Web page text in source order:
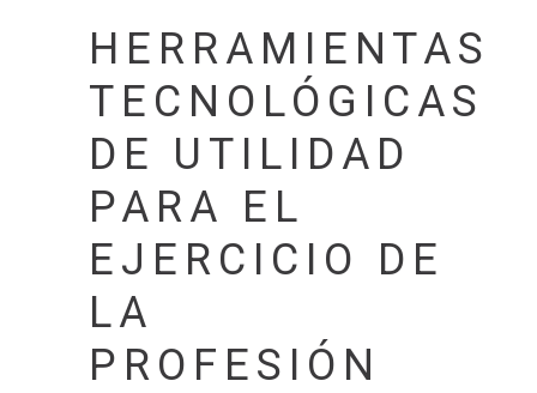
HERRAMIENTAS
TECNOLÓGICAS
DE UTILIDAD
PARA EL
EJERCICIO DE
LA
PROFESIÓN